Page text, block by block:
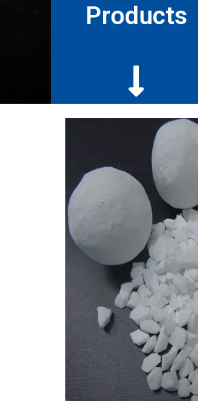
Products